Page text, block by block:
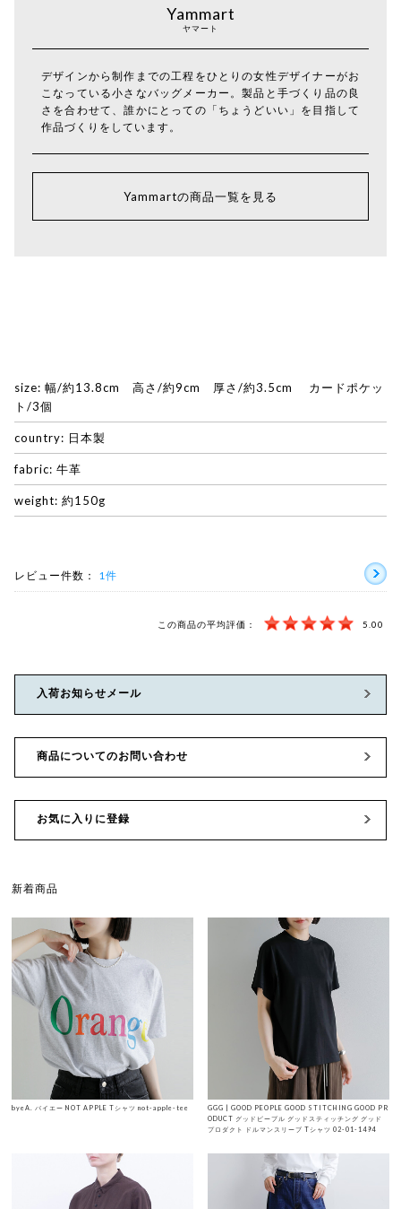
Yammart
ヤマート
デザインから制作までの工程をひとりの女性デザイナーがお
こなっている小さなバッグメーカー。製品と手づくり品の良
さを合わせて、誰かにとっての「ちょうどいい」を目指して
作品づくりをしています。
Yammartの商品一覧を見る
size: 幅/約13.8cm 高さ/約9cm 厚さ/約3.5cm カードポケッ
ト/3個
country: 日本製
fabric: 牛革
weight: 約150g
レビュー件数： 1件
この商品の平均評価： 5.00
入荷お知らせメール
商品についてのお問い合わせ
お気に入りに登録
新着商品
byeA. バイエー NOT APPLE Tシャツ not-apple-tee
GGG | GOOD PEOPLE GOOD STITCHING GOOD PR
ODUCT グッドピープル グッドスティッチング グッド
プロダクト ドルマンスリーブ Tシャツ 02-01-1494